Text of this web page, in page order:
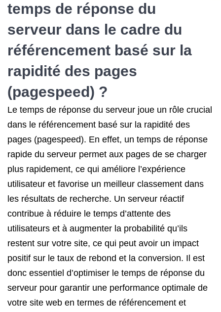
temps de réponse du
serveur dans le cadre du
référencement basé sur la
rapidité des pages
(pagespeed) ?
Le temps de réponse du serveur joue un rôle crucial
dans le référencement basé sur la rapidité des
pages (pagespeed). En effet, un temps de réponse
rapide du serveur permet aux pages de se charger
plus rapidement, ce qui améliore l’expérience
utilisateur et favorise un meilleur classement dans
les résultats de recherche. Un serveur réactif
contribue à réduire le temps d’attente des
utilisateurs et à augmenter la probabilité qu’ils
restent sur votre site, ce qui peut avoir un impact
positif sur le taux de rebond et la conversion. Il est
donc essentiel d’optimiser le temps de réponse du
serveur pour garantir une performance optimale de
votre site web en termes de référencement et